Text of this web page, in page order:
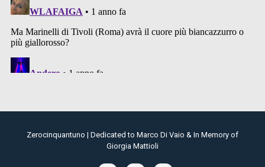
Zerocinquantuno | Dedicated to Marco Di Vaio & In Memory of
Giorgia Mattioli